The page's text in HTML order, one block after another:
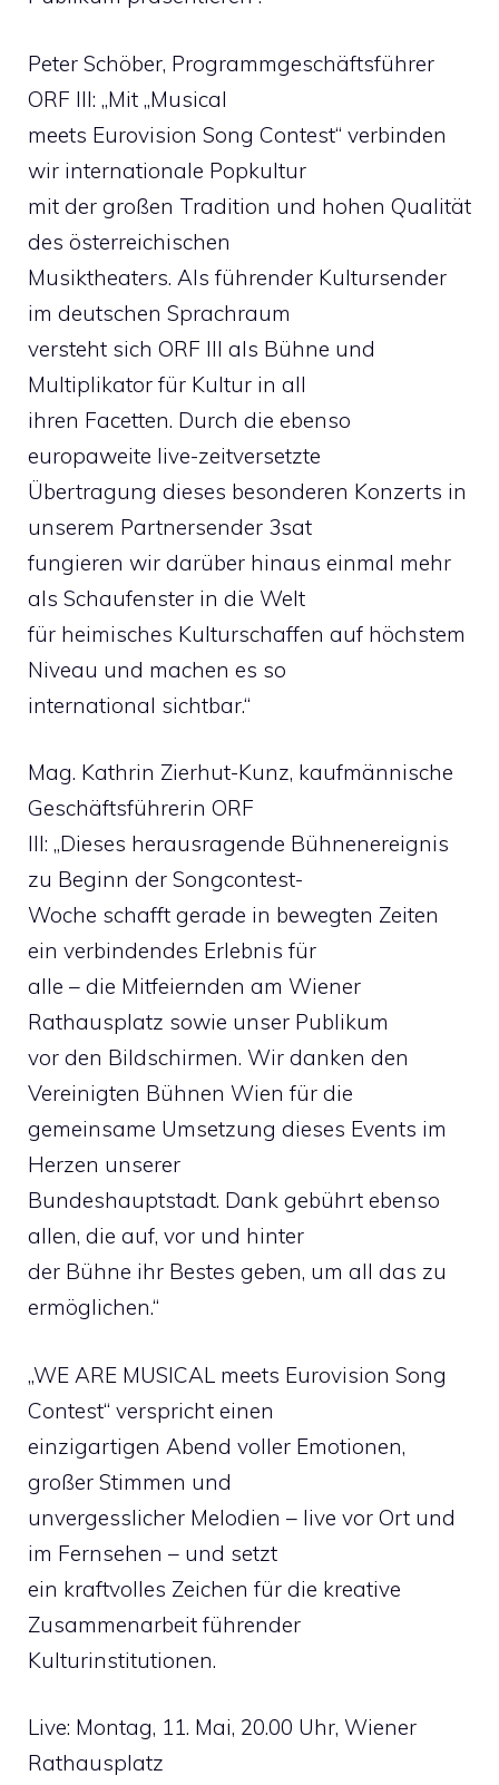
Peter Schöber, Programmgeschäftsführer
ORF III: „Mit „Musical
meets Eurovision Song Contest“ verbinden
wir internationale Popkultur
mit der großen Tradition und hohen Qualität
des österreichischen
Musiktheaters. Als führender Kultursender
im deutschen Sprachraum
versteht sich ORF III als Bühne und
Multiplikator für Kultur in all
ihren Facetten. Durch die ebenso
europaweite live-zeitversetzte
Übertragung dieses besonderen Konzerts in
unserem Partnersender 3sat
fungieren wir darüber hinaus einmal mehr
als Schaufenster in die Welt
für heimisches Kulturschaffen auf höchstem
Niveau und machen es so
international sichtbar.“
Mag. Kathrin Zierhut-Kunz, kaufmännische
Geschäftsführerin ORF
III: „Dieses herausragende Bühnenereignis
zu Beginn der Songcontest-
Woche schafft gerade in bewegten Zeiten
ein verbindendes Erlebnis für
alle – die Mitfeiernden am Wiener
Rathausplatz sowie unser Publikum
vor den Bildschirmen. Wir danken den
Vereinigten Bühnen Wien für die
gemeinsame Umsetzung dieses Events im
Herzen unserer
Bundeshauptstadt. Dank gebührt ebenso
allen, die auf, vor und hinter
der Bühne ihr Bestes geben, um all das zu
ermöglichen.“
„WE ARE MUSICAL meets Eurovision Song
Contest“ verspricht einen
einzigartigen Abend voller Emotionen,
großer Stimmen und
unvergesslicher Melodien – live vor Ort und
im Fernsehen – und setzt
ein kraftvolles Zeichen für die kreative
Zusammenarbeit führender
Kulturinstitutionen.
Live: Montag, 11. Mai, 20.00 Uhr, Wiener
Rathausplatz